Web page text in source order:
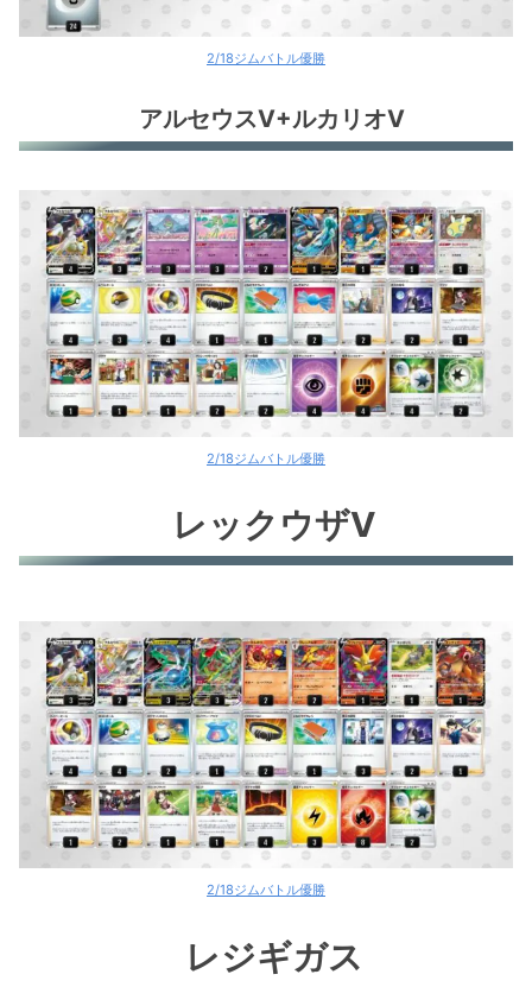
2/18ジムバトル優勝
アルセウスV+ルカリオV
2/18ジムバトル優勝
レックウザV
2/18ジムバトル優勝
レジギガス